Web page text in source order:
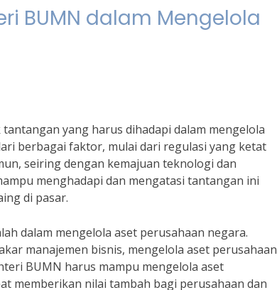
BUMN dalam Mengelola
yang harus dihadapi dalam mengelola
berbagai faktor, mulai dari regulasi yang ketat
seiring dengan kemajuan teknologi dan
menghadapi dan mengatasi tantangan ini
di pasar.
dalam mengelola aset perusahaan negara.
manajemen bisnis, mengelola aset perusahaan
BUMN harus mampu mengelola aset
memberikan nilai tambah bagi perusahaan dan